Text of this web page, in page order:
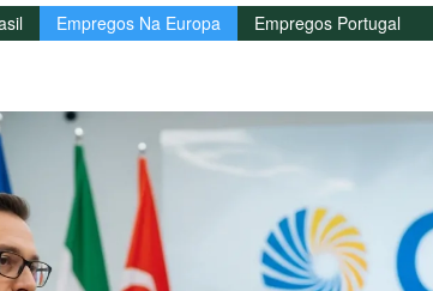
Empregos Na Europa Empregos Portugal